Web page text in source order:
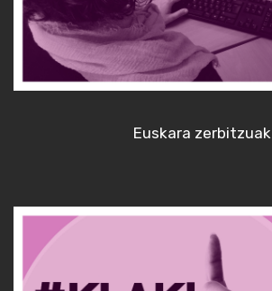
Euskara zerbitzuak